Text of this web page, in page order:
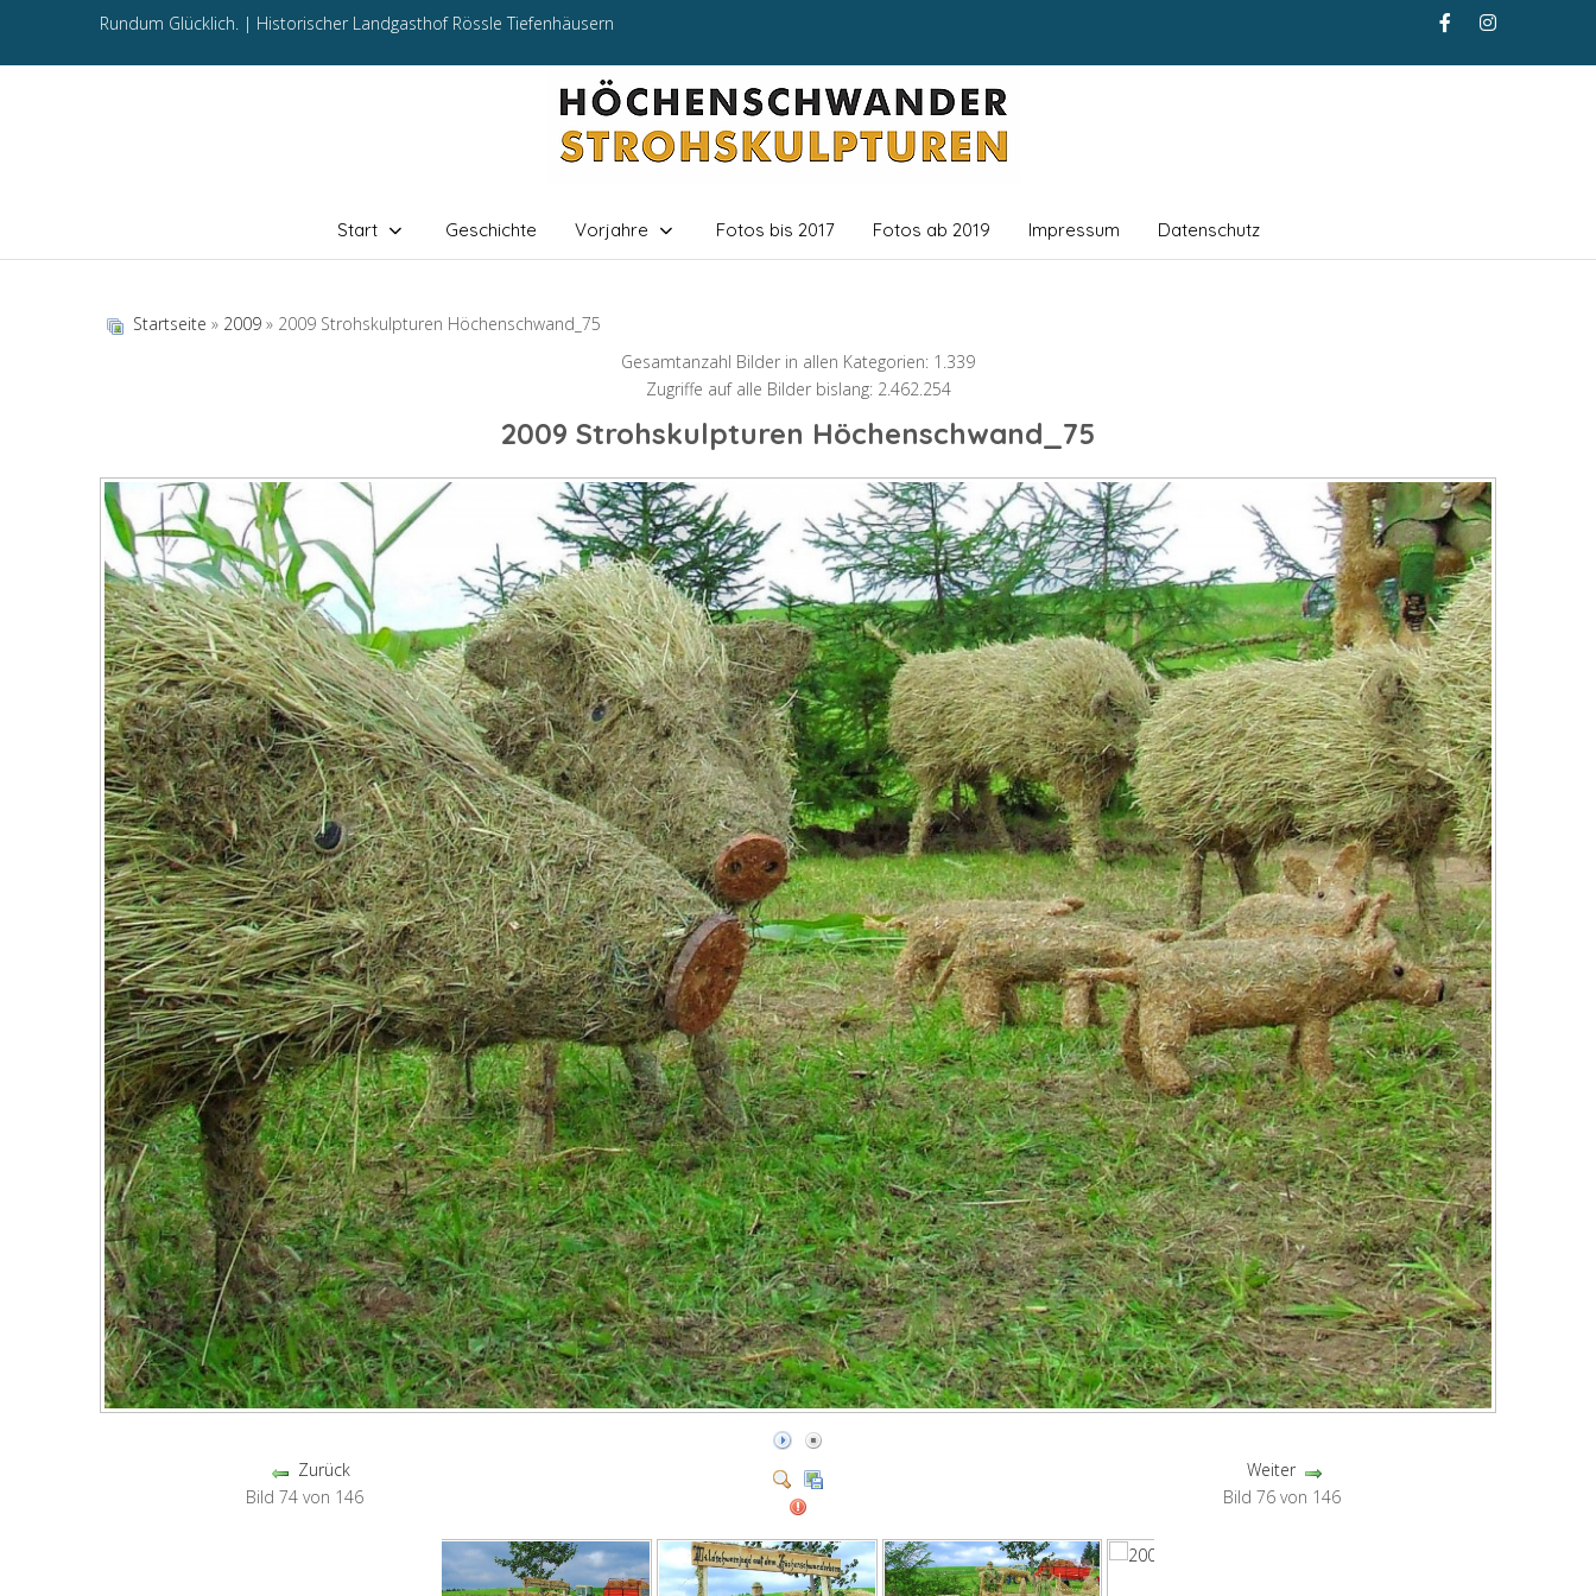
Rundum Glücklich. | Historischer Landgasthof Rössle Tiefenhäusern
Start Geschichte Vorjahre Fotos bis 2017 Fotos ab 2019 Impressum Datenschutz
Startseite » 2009 » 2009 Strohskulpturen Höchenschwand_75
Gesamtanzahl Bilder in allen Kategorien: 1.339
Zugriffe auf alle Bilder bislang: 2.462.254
2009 Strohskulpturen Höchenschwand_75
Zurück
Bild 74 von 146
Weiter
Bild 76 von 146